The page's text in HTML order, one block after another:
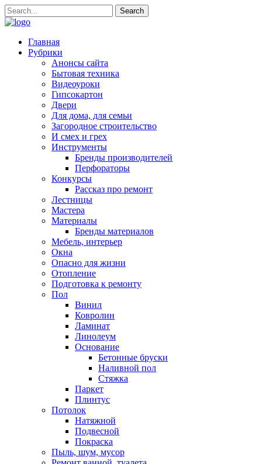
Главная
Рубрики
Анонсы сайта
Бытовая техника
Видеоуроки
Гипсокартон
Двери
Для дома, для семьи
Загородное строительство
И смех и грех
Инструменты
Бренды производителей
Перфораторы
Конкурсы
Рассказ про ремонт
Лестницы
Мастера
Материалы
Бренды материалов
Мебель, интерьер
Окна
Опасно для жизни
Отопление
Подготовка к ремонту
Пол
Винил
Ковролин
Ламинат
Линолеум
Основание
Бетонные бруски
Наливной пол
Стяжка
Паркет
Плинтус
Потолок
Натяжной
Подвесной
Покраска
Пыль, шум, мусор